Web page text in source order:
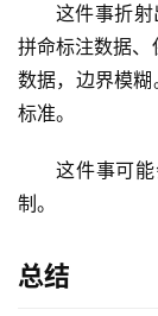
应
用
/
文
这件事折
拼命标注数据
数据，边界模糊
标准。
这件事可
制。
总结